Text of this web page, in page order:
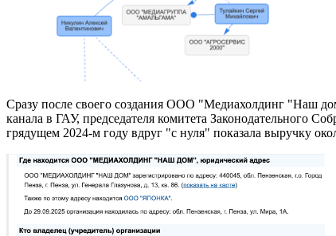
Сразу после своего создания ООО "Медиахолдинг "Наш
канала в ГАУ, председателя комитета Законодательного
грядущем 2024-м году вдруг "с нуля" показала выручку